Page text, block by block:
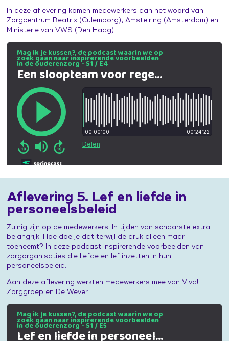
In deze aflevering komen medewerkers aan het woord van
Zorgcentrum Beatrix (Culemborg), Amstelring (Amsterdam) en
Ministerie van VWS (Den Haag)
Aflevering 5. Lef en liefde in
personeelsbeleid
Zuinig zijn op de medewerkers. In tijden van schaarste extra
belangrijk. Hoe doe je dat terwijl de druk alleen maar
toeneemt? In deze podcast inspirerende voorbeelden van
zorgorganisaties die liefde en lef inzetten in hun
personeelsbeleid.
Aan deze aflevering werkten medewerkers mee van Viva!
Zorggroep en De Wever.